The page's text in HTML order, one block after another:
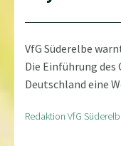
VfG Süderelbe
Die Einführung des
Deutschland eine
Redaktion VfG